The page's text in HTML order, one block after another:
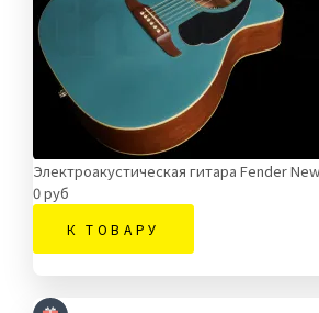
Электроакустическая гитара Fender
0 руб
К ТОВАРУ